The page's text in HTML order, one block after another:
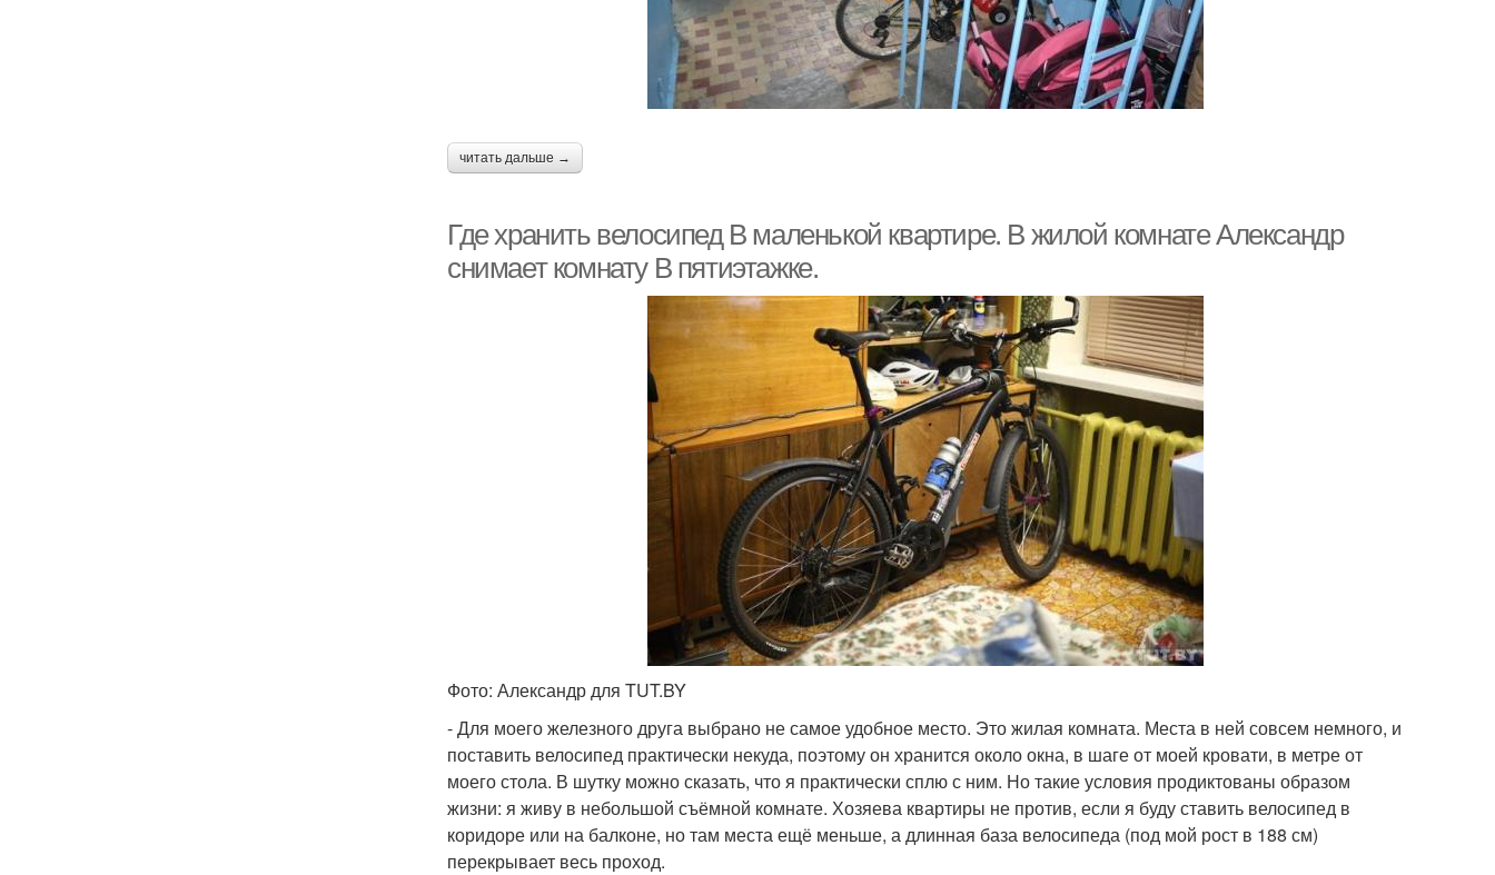
читать дальше →
Где хранить велосипед В маленькой квартире. В жилой комнате Александр
снимает комнату В пятиэтажке.
Фото: Александр для TUT.BY
- Для моего железного друга выбрано не самое удобное место. Это жилая комната. Места в ней совсем немного, и
поставить велосипед практически некуда, поэтому он хранится около окна, в шаге от моей кровати, в метре от
моего стола. В шутку можно сказать, что я практически сплю с ним. Но такие условия продиктованы образом
жизни: я живу в небольшой съёмной комнате. Хозяева квартиры не против, если я буду ставить велосипед в
коридоре или на балконе, но там места ещё меньше, а длинная база велосипеда (под мой рост в 188 см)
перекрывает весь проход.